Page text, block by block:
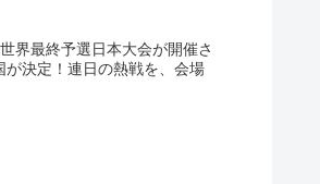
界最終予選日本大会が開催さ
決定！連日の熱戦を、会場